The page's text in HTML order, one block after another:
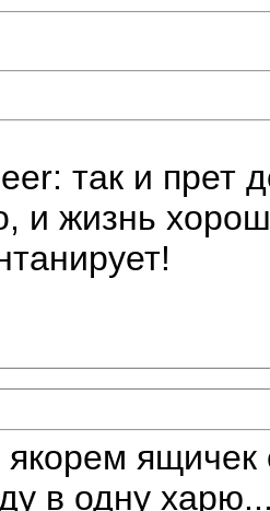
так и прет
и жизнь
ящичек
в одну